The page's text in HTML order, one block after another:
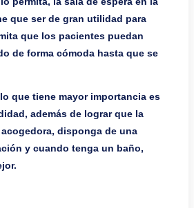
que ser de gran utilidad para
que los pacientes puedan
de forma cómoda hasta que se
que tiene mayor importancia es
además de lograr que la
acogedora, disponga de una
y cuando tenga un baño,